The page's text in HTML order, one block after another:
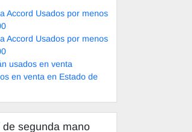
Accord Usados por menos
Accord Usados por menos
usados en venta
en venta en Estado de
segunda mano